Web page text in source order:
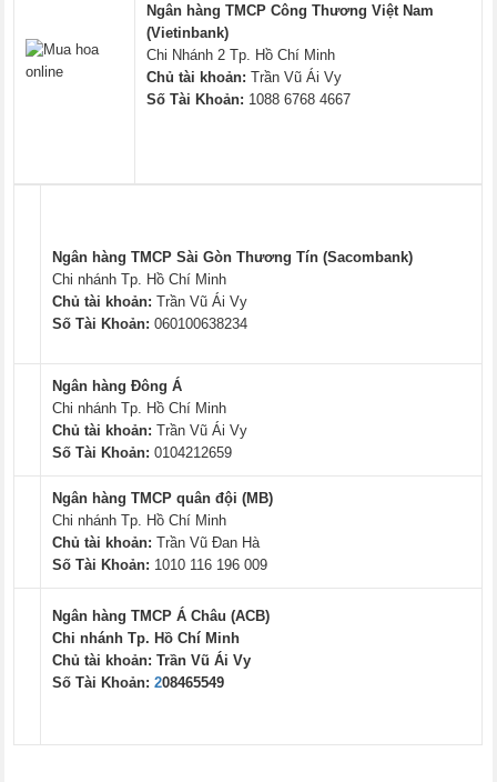
Ngân hàng TMCP Công Thương Việt Nam
(Vietinbank)
Chi Nhánh 2 Tp. Hồ Chí Minh
Chủ tài khoản: Trần Vũ Ái Vy
Số Tài Khoản: 1088 6768 4667
Ngân hàng TMCP Sài Gòn Thương Tín (Sacombank)
Chi nhánh Tp. Hồ Chí Minh
Chủ tài khoản: Trần Vũ Ái Vy
Số Tài Khoản: 060100638234
Ngân hàng Đông Á
Chi nhánh Tp. Hồ Chí Minh
Chủ tài khoản: Trần Vũ Ái Vy
Số Tài Khoản: 0104212659
Ngân hàng TMCP quân đội (MB)
Chi nhánh Tp. Hồ Chí Minh
Chủ tài khoản: Trần Vũ Đan Hà
Số Tài Khoản: 1010 116 196 009
Ngân hàng TMCP Á Châu (ACB)
Chi nhánh Tp. Hồ Chí Minh
Chủ tài khoản: Trần Vũ Ái Vy
Số Tài Khoản: 208465549